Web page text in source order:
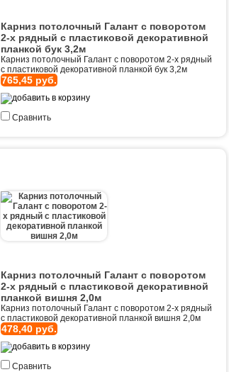
Карниз потолочный Галант с поворотом
2-х рядный с пластиковой декоративной
планкой бук 3,2м
Карниз потолочный Галант с поворотом 2-х рядный
с пластиковой декоративной планкой бук 3,2м
765,45 руб.
Сравнить
Карниз потолочный Галант с поворотом
2-х рядный с пластиковой декоративной
планкой вишня 2,0м
Карниз потолочный Галант с поворотом 2-х рядный
с пластиковой декоративной планкой вишня 2,0м
478,40 руб.
Сравнить